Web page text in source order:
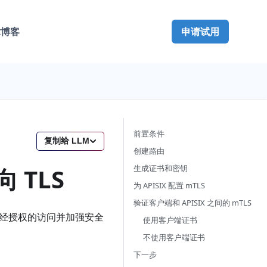
客 申请试用
复制给 LLM
TLS
授权的访问并加强安全
前置条件
创建路由
生成证书和密钥
为 APISIX 配置 mTLS
验证客户端和 APISIX 之间的 mTLS
使用客户端证书
不使用客户端证书
下一步